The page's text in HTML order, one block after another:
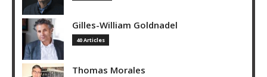
Gilles-William Goldnadel
40 Articles
Thomas Morales